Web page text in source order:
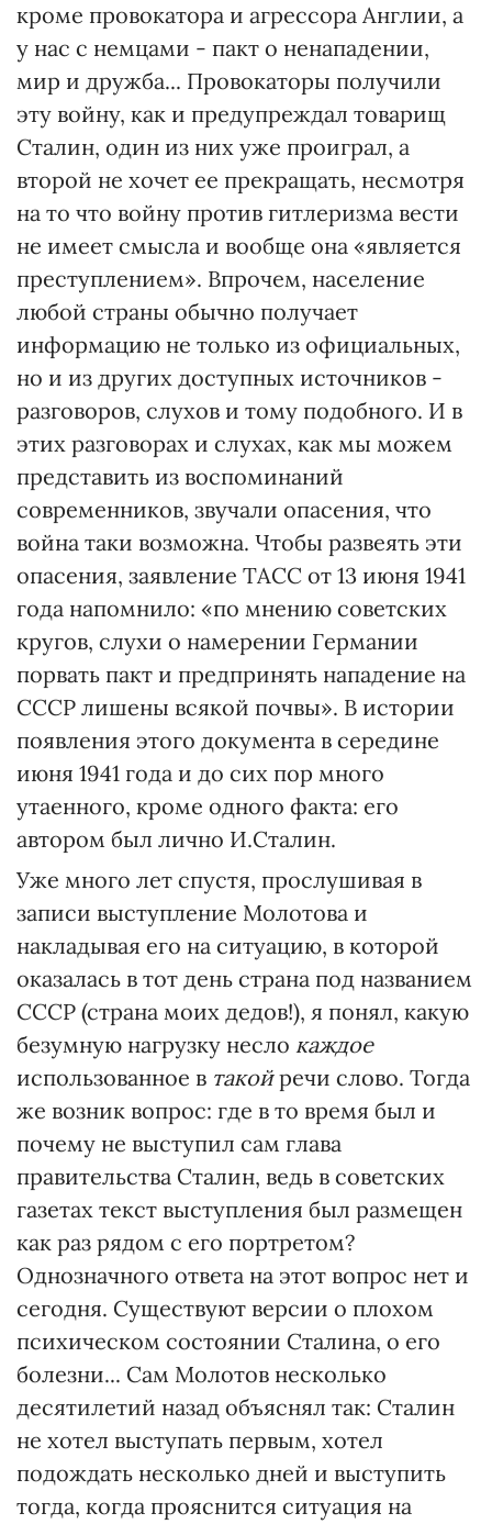
кроме провокатора и агрессора Англии, а
у нас с немцами - пакт о ненападении,
мир и дружба... Провокаторы получили
эту войну, как и предупреждал товарищ
Сталин, один из них уже проиграл, а
второй не хочет ее прекращать, несмотря
на то что войну против гитлеризма вести
не имеет смысла и вообще она «является
преступлением». Впрочем, население
любой страны обычно получает
информацию не только из официальных,
но и из других доступных источников -
разговоров, слухов и тому подобного. И в
этих разговорах и слухах, как мы можем
представить из воспоминаний
современников, звучали опасения, что
война таки возможна. Чтобы развеять эти
опасения, заявление ТАСС от 13 июня 1941
года напомнило: «по мнению советских
кругов, слухи о намерении Германии
порвать пакт и предпринять нападение на
СССР лишены всякой почвы». В истории
появления этого документа в середине
июня 1941 года и до сих пор много
утаенного, кроме одного факта: его
автором был лично И.Сталин.
Уже много лет спустя, прослушивая в
записи выступление Молотова и
накладывая его на ситуацию, в которой
оказалась в тот день страна под названием
СССР (страна моих дедов!), я понял, какую
безумную нагрузку несло каждое
использованное в такойречи слово. Тогда
же возник вопрос: где в то время был и
почему не выступил сам глава
правительства Сталин, ведь в советских
газетах текст выступления был размещен
как раз рядом с его портретом?
Однозначного ответа на этот вопрос нет и
сегодня. Существуют версии о плохом
психическом состоянии Сталина, о его
болезни... Сам Молотов несколько
десятилетий назад объяснял так: Сталин
не хотел выступать первым, хотел
подождать несколько дней и выступить
тогда, когда прояснится ситуация на